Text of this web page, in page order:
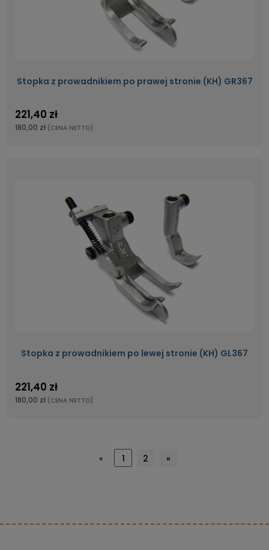
Stopka z prowadnikiem po prawej stronie (KH) GR367
221,40 zł
180,00 zł (CENA NETTO)
Stopka z prowadnikiem po lewej stronie (KH) GL367
221,40 zł
180,00 zł (CENA NETTO)
« 1 2 »